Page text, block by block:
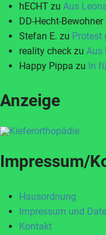
hECHT zu Aus
DD-Hecht-Bewohner
Stefan E. zu Protest
reality check zu Aus
Happy Pippa zu In
Anzeige
Impressum/
Hausordnung
Impressum und
Kontakt